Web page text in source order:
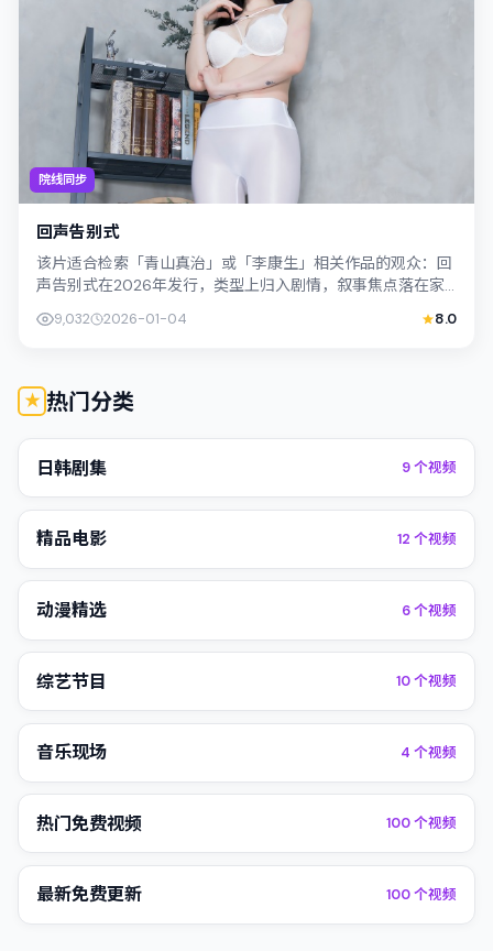
院线同步
回声告别式
该片适合检索「青山真治」或「李康生」相关作品的观众：回
声告别式在2026年发行，类型上归入剧情，叙事焦点落在家
9,032 2026-01-04 8.0
热门分类
日韩剧集 9个视频
精品电影 12 个视频
动漫精选 6个视频
综艺节目 10个视频
音乐现场 4 个视频
热门免费视频 100个视频
最新免费更新 100个视频